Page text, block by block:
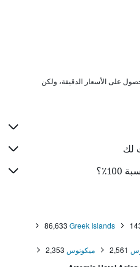
لك
Greek Islands
86,633
2,561 ميكونوس 2,353